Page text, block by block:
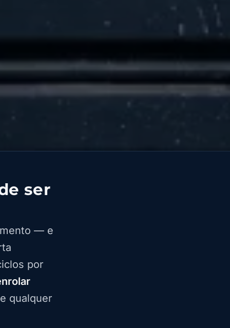
ser
— e
por
qualquer